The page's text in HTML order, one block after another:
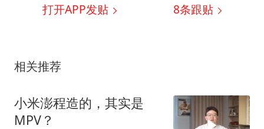
打开APP发贴 8条跟贴
相关推荐
小米澎程造的，其实是
MPV？